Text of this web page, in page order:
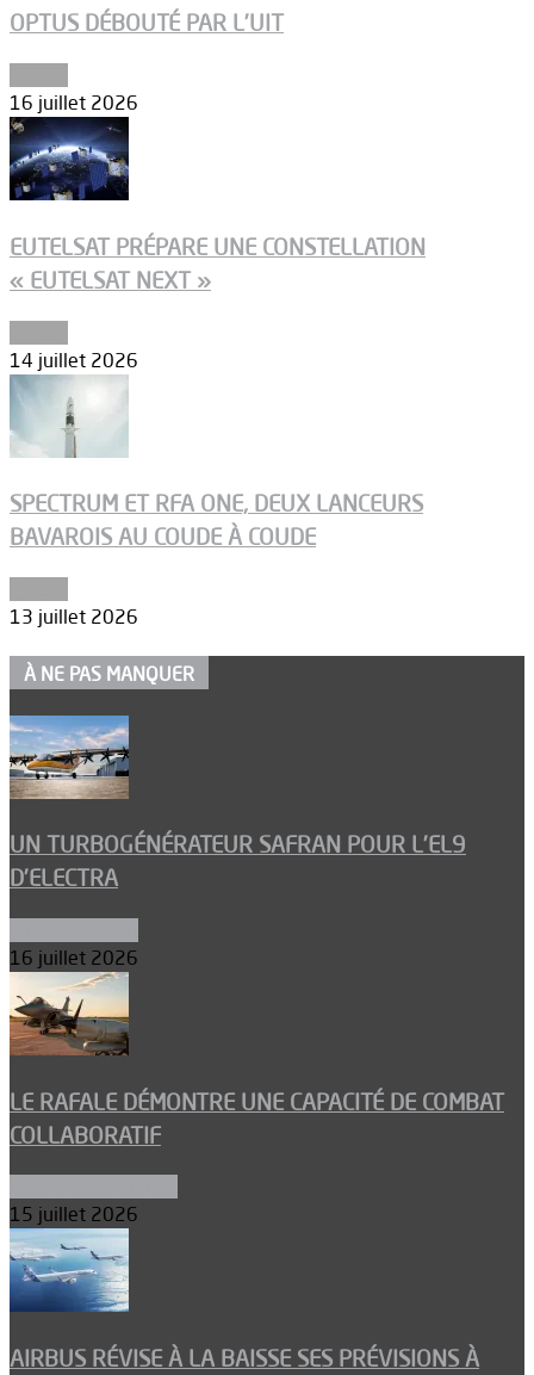
OPTUS DÉBOUTÉ PAR L’UIT
16 juillet 2026
EUTELSAT PRÉPARE UNE CONSTELLATION
« EUTELSAT NEXT »
14 juillet 2026
SPECTRUM ET RFA ONE, DEUX LANCEURS
BAVAROIS AU COUDE À COUDE
13 juillet 2026
À NE PAS MANQUER
UN TURBOGÉNÉRATEUR SAFRAN POUR L’EL9
D’ELECTRA
16 juillet 2026
LE RAFALE DÉMONTRE UNE CAPACITÉ DE COMBAT
COLLABORATIF
15 juillet 2026
AIRBUS RÉVISE À LA BAISSE SES PRÉVISIONS À